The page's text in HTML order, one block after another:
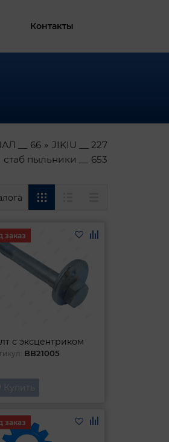
Контакты
__ 66
JIKIU __ 227
пыльники __ 653
с эксцентриком
BB21005
заказ
Купить
заказ